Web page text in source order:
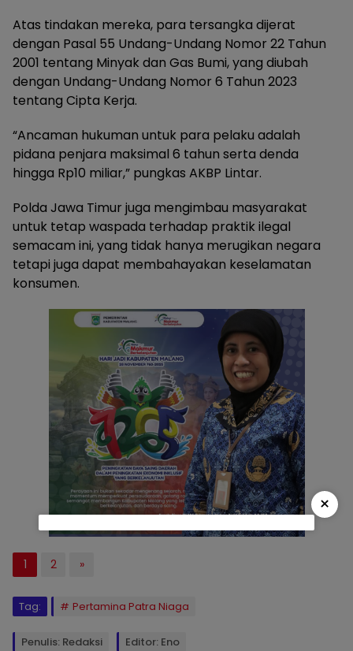
Atas tindakan mereka, para tersangka dijerat
dengan Pasal 55 Undang-Undang Nomor 22 Tahun
2001 tentang Minyak dan Gas Bumi, yang diubah
dengan Undang-Undang Nomor 6 Tahun 2023
tentang Cipta Kerja.
“Ancaman hukuman untuk para pelaku adalah
pidana penjara maksimal 6 tahun serta denda
hingga Rp10 miliar,” pungkas AKBP Lintar.
Polda Jawa Timur juga mengimbau masyarakat
untuk tetap waspada terhadap praktik ilegal
semacam ini, yang tidak hanya merugikan negara
tetapi juga dapat membahayakan keselamatan
konsumen.
1 2 »
Tag: Pertamina Patra Niaga
Penulis: Redaksi Editor: Eno
×